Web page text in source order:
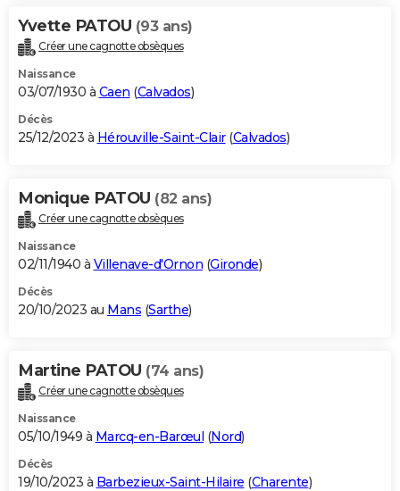
Yvette PATOU (93 ans)
Créer une cagnotte obsèques
Naissance
03/07/1930 à Caen (Calvados)
Décès
25/12/2023 à Hérouville-Saint-Clair(Calvados)
Monique PATOU (82 ans)
Créer une cagnotte obsèques
Naissance
02/11/1940 à Villenave-d'Ornon (Gironde)
Décès
20/10/2023 au Mans (Sarthe)
Martine PATOU (74 ans)
Créer une cagnotte obsèques
Naissance
05/10/1949 à Marcq-en-Barœul (Nord)
Décès
19/10/2023 à Barbezieux-Saint-Hilaire (Charente)